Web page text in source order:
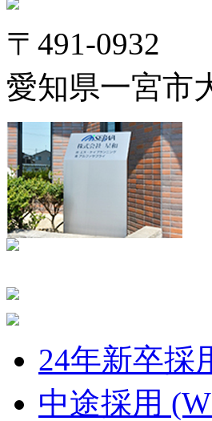
〒491-0932
愛知県一宮市
24年新卒採
中途採用